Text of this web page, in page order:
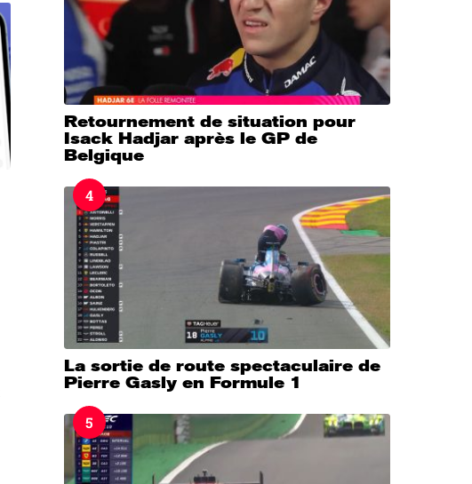
Retournement de situation pour
Isack Hadjar après le GP de
Belgique
4
La sortie de route spectaculaire de
Pierre Gasly en Formule 1
5